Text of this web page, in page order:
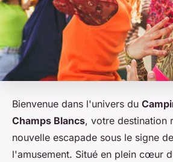
Bienvenue dans l'univers du
Champs Blancs, votre destination
nouvelle escapade sous le signe
l'amusement. Situé en plein cœur